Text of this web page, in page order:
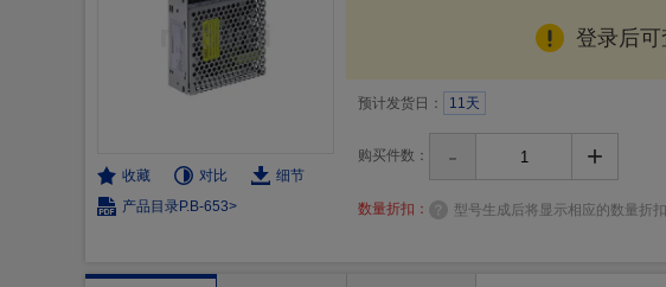
收藏 对比
细节
产品目录P.B-653>
登录后
预计发货日： 11天
购买件数： - +
数量折扣： 型号生成后将显示相应的数量折扣